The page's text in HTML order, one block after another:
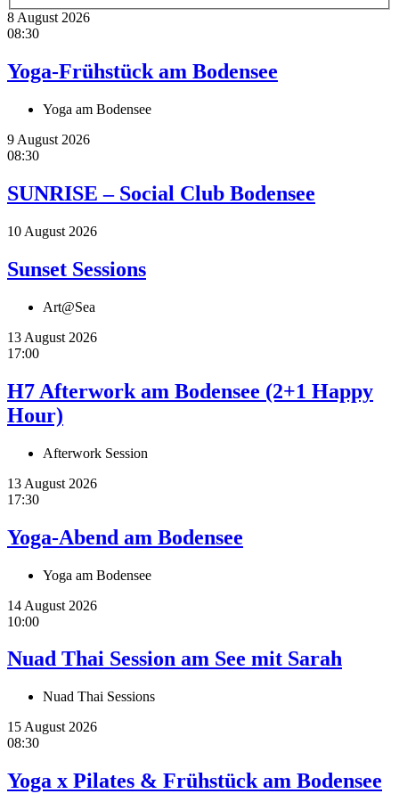
8 August 2026
08:30
Yoga-Frühstück am Bodensee
Yoga am Bodensee
9 August 2026
08:30
SUNRISE – Social Club Bodensee
10 August 2026
Sunset Sessions
Art@Sea
13 August 2026
17:00
H7 Afterwork am Bodensee (2+1 Happy
Hour)
Afterwork Session
13 August 2026
17:30
Yoga-Abend am Bodensee
Yoga am Bodensee
14 August 2026
10:00
Nuad Thai Session am See mit Sarah
Nuad Thai Sessions
15 August 2026
08:30
Yoga x Pilates & Frühstück am Bodensee